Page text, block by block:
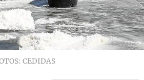
CEDIDAS